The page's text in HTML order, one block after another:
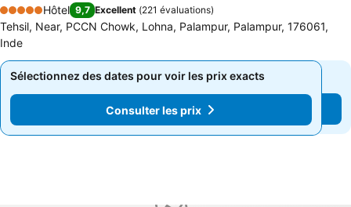
5 Étoiles
Hôtel 9,7 Excellent (221 évaluations)
Tehsil, Near, PCCN Chowk, Lohna, Palampur, Palampur, 176061,
Inde
Sélectionnez des dates pour voir les prix exacts
Consulter les prix
Sélectionnez des dates pour voir les prix exacts
Consulter les prix